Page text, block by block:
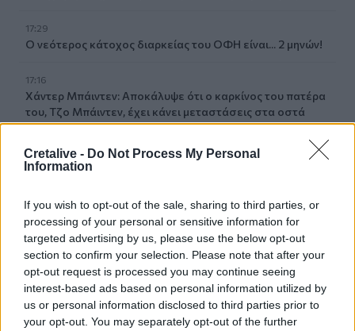
Cretalive - Do Not Process My Personal
Information
If you wish to opt-out of the sale, sharing to third parties, or
processing of your personal or sensitive information for
targeted advertising by us, please use the below opt-out
section to confirm your selection. Please note that after your
opt-out request is processed you may continue seeing
interest-based ads based on personal information utilized by
us or personal information disclosed to third parties prior to
your opt-out. You may separately opt-out of the further
17:29
Ο νεότερος κάτοχος διαρκείας του ΟΦΗ είναι... 2 μηνών!
17:16
Χάντερ Μπάιντεν: Αποκάλυψε ότι ο καρκίνος του πατέρα
του, Τζο Μπάιντεν, έχει κάνει μεταστάσεις στα οστά
16:56
Καύσωνας και ξηρασία "χτυπούν" την αγροτική παραγωγή
16:39
Επίδομα 150 ευρώ ανά παιδί: Ποιοι θα πληρωθούν τέλη
στα Αυγούστου – Όλες οι προϋποθέσεις
16:25
Φωτιά στη Βοιωτία: Η δραματική επιχείρηση διάσωσης
πολιτών μέσω θαλάσσης από την Πυροσβεστική